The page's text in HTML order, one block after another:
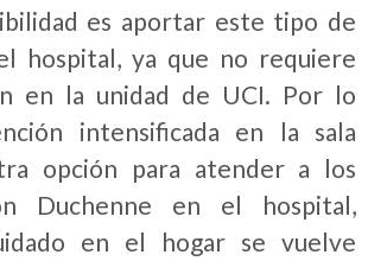
es aportar este tipo de
hospital, ya que no requiere
en la unidad de UCI. Por lo
intensificada en la sala
opción para atender a los
Duchenne en el hospital,
en el hogar se vuelve